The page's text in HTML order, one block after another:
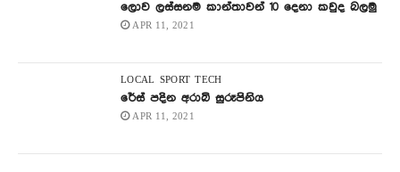
ලොව ලස්සනම කාන්තාවන් 10 දෙනා කවුද බලමු
APR 11, 2021
LOCAL SPORT TECH
රේස් පදින අරාබි සුරූපිනිය
APR 11, 2021